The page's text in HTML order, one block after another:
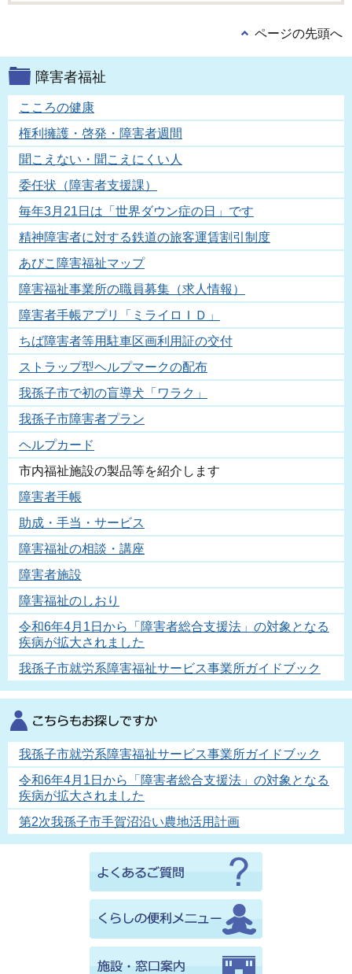
ページの先頭へ
障害者福祉
こころの健康
権利擁護・啓発・障害者週間
聞こえない・聞こえにくい人
委任状（障害者支援課）
毎年3月21日は「世界ダウン症の日」です
精神障害者に対する鉄道の旅客運賃割引制度
あびこ障害福祉マップ
障害福祉事業所の職員募集（求人情報）
障害者手帳アプリ「ミライロＩＤ」
ちば障害者等用駐車区画利用証の交付
ストラップ型ヘルプマークの配布
我孫子市で初の盲導犬「ワラク」
我孫子市障害者プラン
ヘルプカード
市内福祉施設の製品等を紹介します
障害者手帳
助成・手当・サービス
障害福祉の相談・講座
障害者施設
障害福祉のしおり
令和6年4月1日から「障害者総合支援法」の対象となる
疾病が拡大されました
我孫子市就労系障害福祉サービス事業所ガイドブック
我孫子市就労系障害福祉サービス事業所ガイドブック
令和6年4月1日から「障害者総合支援法」の対象となる
疾病が拡大されました
第2次我孫子市手賀沼沿い農地活用計画